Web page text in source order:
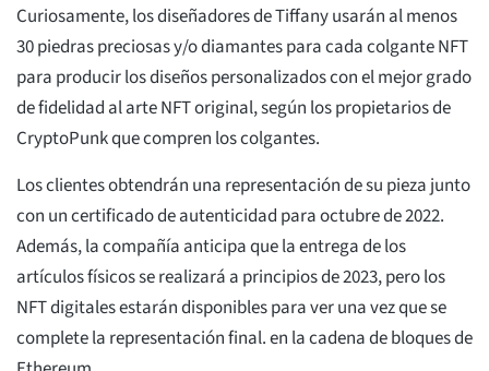
Curiosamente, los diseñadores de Tiffany usarán al menos
30 piedras preciosas y/o diamantes para cada colgante NFT
para producir los diseños personalizados con el mejor grado
de fidelidad al arte NFT original, según los propietarios de
CryptoPunk que compren los colgantes.
Los clientes obtendrán una representación de su pieza junto
con un certificado de autenticidad para octubre de 2022.
Además, la compañía anticipa que la entrega de los
artículos físicos se realizará a principios de 2023, pero los
NFT digitales estarán disponibles para ver una vez que se
complete la representación final. en la cadena de bloques de